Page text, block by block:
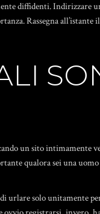
diffidenti. Indirizzare
Rassegna
un sito intimamente
qualora sei una
solo unitamente